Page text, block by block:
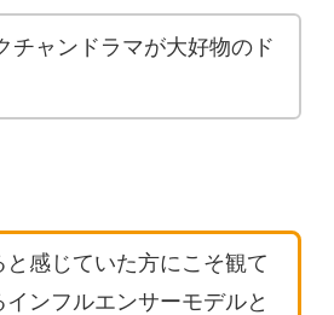
チャンドラマが大好物のド
感じていた方にこそ観て
ンフルエンサーモデルと